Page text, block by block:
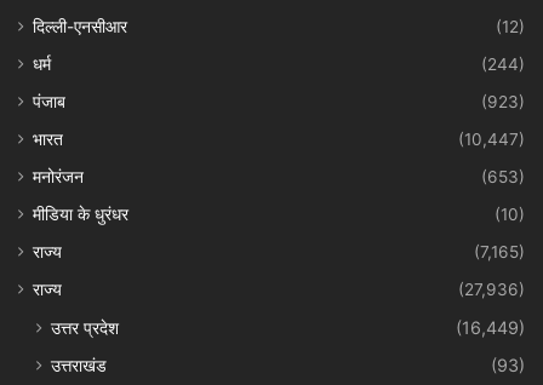
दिल्ली-एनसीआर
(12)
धर्म
(244)
पंजाब
(923)
भारत
(10,447)
मनोरंजन
(653)
मीडिया के धुरंधर
(10)
राज्य
(7,165)
राज्य
(27,936)
उत्तर प्रदेश
(16,449)
उत्तराखंड
(93)